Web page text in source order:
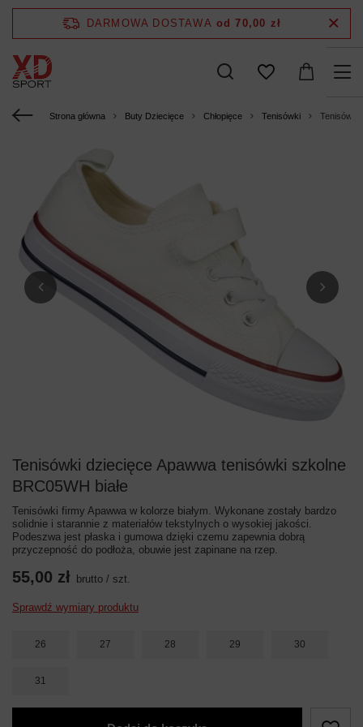
DARMOWA DOSTAWA od 70,00 zł
Strona główna Buty Dziecięce Chłopięce Tenisówki Tenisówki
Tenisówki dziecięce Apawwa tenisówki szkolne
BRC05WH białe
Tenisówki firmy Apawwa w kolorze białym. Wykonane zostały bardzo
solidnie i starannie z materiałów tekstylnych o wysokiej jakości.
Podeszwa jest płaska i gumowa dzięki czemu zapewnia dobrą
przyczepność do podłoża, obuwie jest zapinane na rzep.
55,00 zł brutto / szt.
Sprawdź wymiary produktu
26 27 28 29 30
31